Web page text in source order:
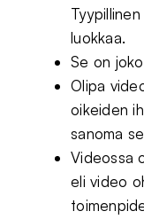
luokkaa.
Se on
Olipa
oikeiden
sanoma
Videossa
eli video